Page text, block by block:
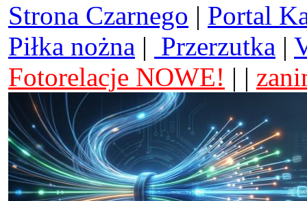
Strona Czarnego | Portal
Piłka nożna | Przerzutka |
Fotorelacje NOWE! | |